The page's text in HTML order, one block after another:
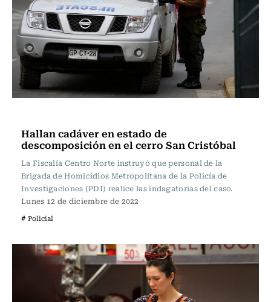
Hallan cadáver en estado de
descomposición en el cerro San Cristóbal
La Fiscalía Centro Norte instruyó que personal de la
Brigada de Homicidios Metropolitana de la Policía de
Investigaciones (PDI) realice las indagatorias del caso.
Lunes 12 de diciembre de 2022
# Policial